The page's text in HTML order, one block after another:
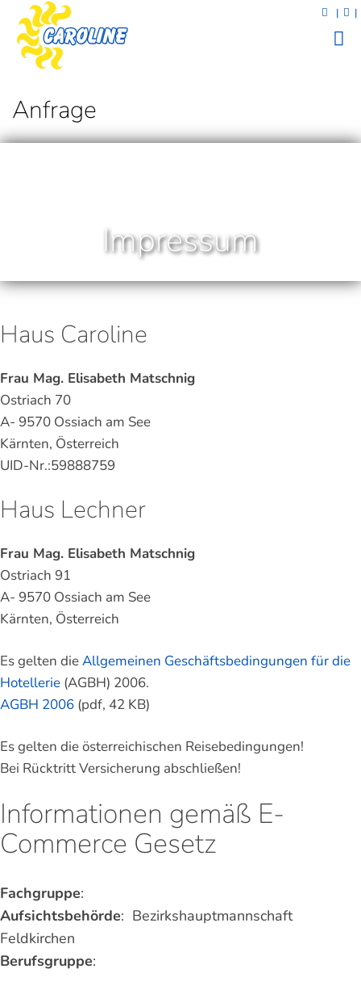
| |
Anfrage
Impressum
Haus Caroline
Frau Mag. Elisabeth Matschnig
Ostriach 70
A- 9570 Ossiach am See
Kärnten, Österreich
UID-Nr.:59888759
Haus Lechner
Frau Mag. Elisabeth Matschnig
Ostriach 91
A- 9570 Ossiach am See
Kärnten, Österreich
Es gelten dieAllgemeinen Geschäftsbedingungen für die
Hotellerie (AGBH) 2006.
AGBH 2006 (pdf, 42 KB)
Es gelten die österreichischen Reisebedingungen!
Bei Rücktritt Versicherung abschließen!
Informationen gemäß E-
Commerce Gesetz
Fachgruppe:
Aufsichtsbehörde: Bezirkshauptmannschaft
Feldkirchen
Berufsgruppe: